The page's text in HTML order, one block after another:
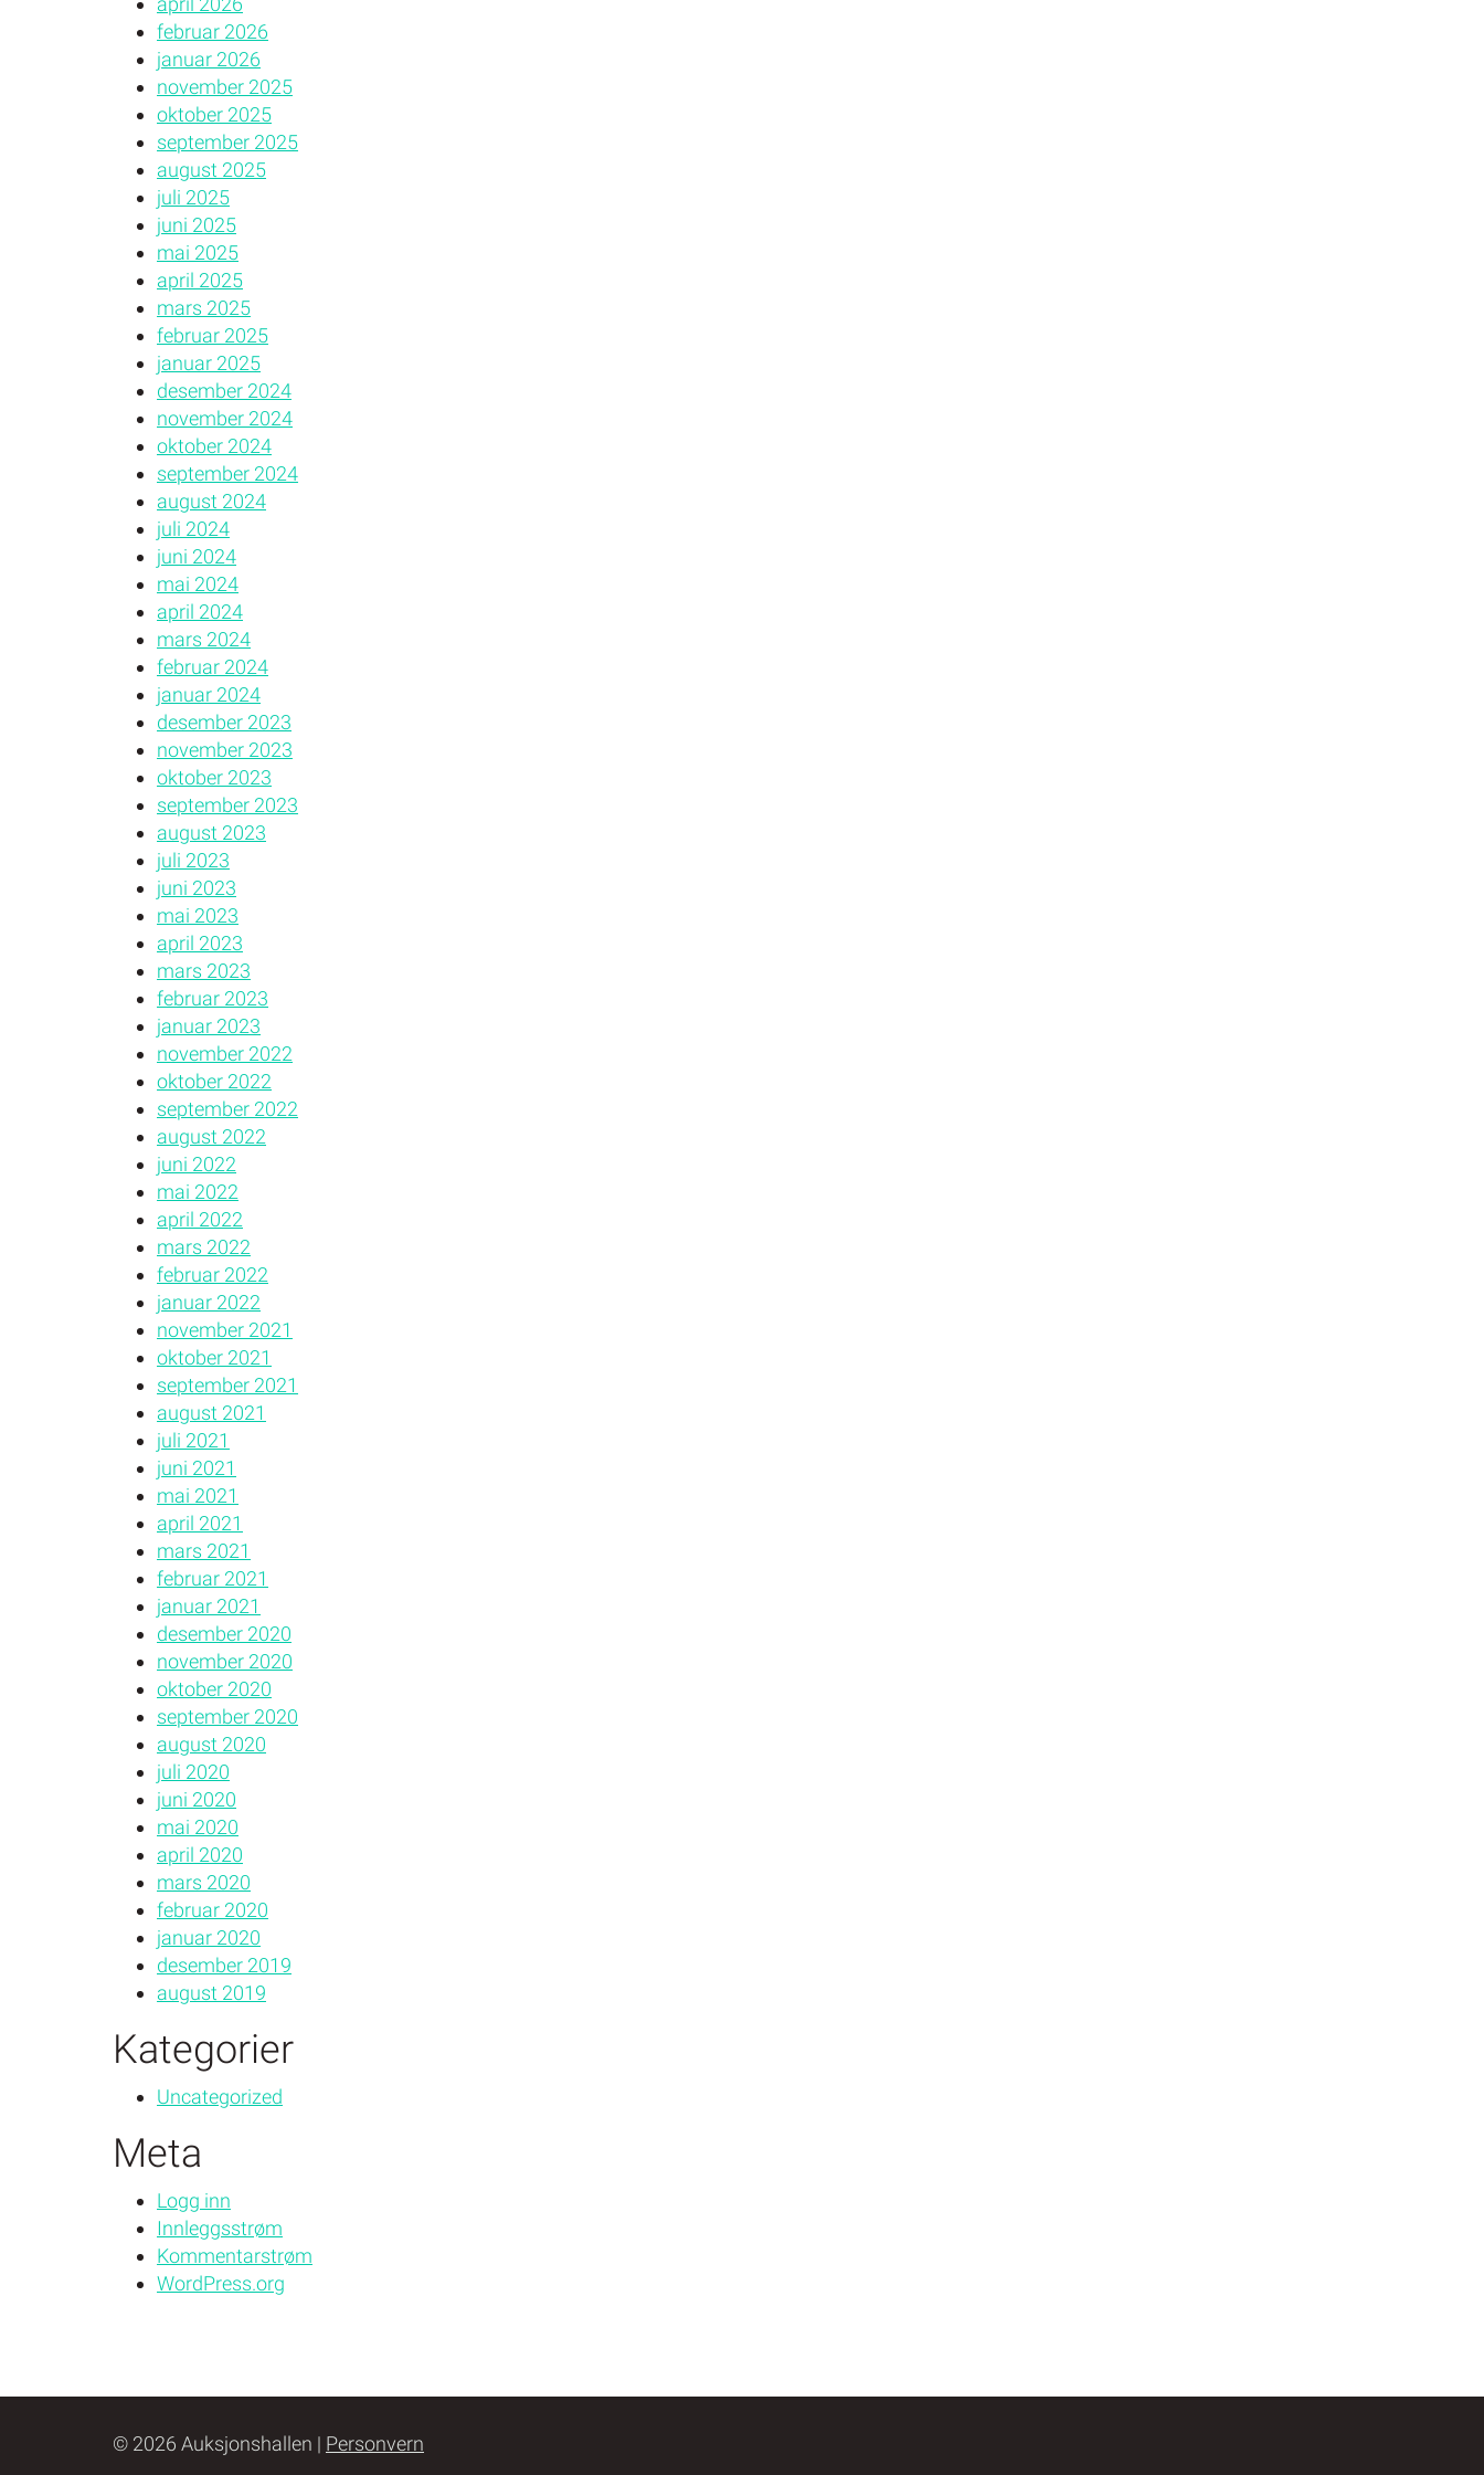
februar 2026
januar 2026
november 2025
oktober 2025
september 2025
august 2025
juli 2025
juni 2025
mai 2025
april 2025
mars 2025
februar 2025
januar 2025
desember 2024
november 2024
oktober 2024
september 2024
august 2024
juli 2024
juni 2024
mai 2024
april 2024
mars 2024
februar 2024
januar 2024
desember 2023
november 2023
oktober 2023
september 2023
august 2023
juli 2023
juni 2023
mai 2023
april 2023
mars 2023
februar 2023
januar 2023
november 2022
oktober 2022
september 2022
august 2022
juni 2022
mai 2022
april 2022
mars 2022
februar 2022
januar 2022
november 2021
oktober 2021
september 2021
august 2021
juli 2021
juni 2021
mai 2021
april 2021
mars 2021
februar 2021
januar 2021
desember 2020
november 2020
oktober 2020
september 2020
august 2020
juli 2020
juni 2020
mai 2020
april 2020
mars 2020
februar 2020
januar 2020
desember 2019
august 2019
Kategorier
Uncategorized
Meta
Logg inn
Innleggsstrøm
Kommentarstrøm
WordPress.org
© 2026 Auksjonshallen | Personvern